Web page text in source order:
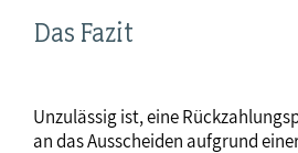
Das Fazit
Unzulässig ist, eine
an das Ausscheiden aufgrund